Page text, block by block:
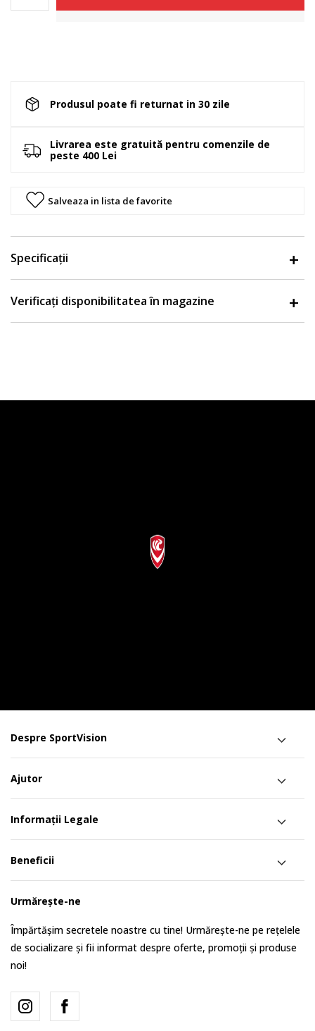
Produsul poate fi returnat in 30 zile
Livrarea este gratuită pentru comenzile de
peste 400 Lei
Salveaza in lista de favorite
Specificații
Verificați disponibilitatea în magazine
Despre SportVision
Ajutor
Informații Legale
Beneficii
Urmărește-ne
Împărtășim secretele noastre cu tine! Urmărește-ne pe rețelele
de socializare și fii informat despre oferte, promoții și produse
noi!